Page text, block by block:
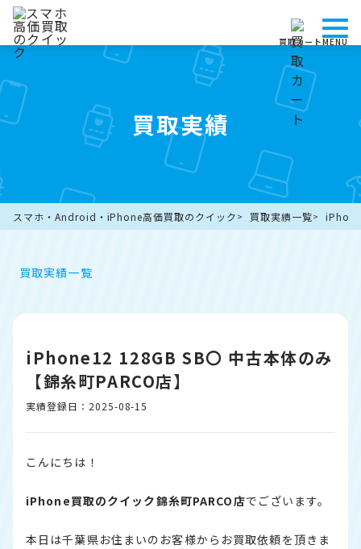
買取カートMENU
買取実績
スマホ・Android・iPhone高価買取のクイック 買取実績一覧
買取実績一覧
iPhone12 128GB SB〇 中古本体のみ
【錦糸町PARCO店】
実績登録日：2025-08-15
こんにちは！
iPhone買取のクイック錦糸町PARCO店でございます。
本日は千葉県お住まいのお客様からお買取依頼を頂きま